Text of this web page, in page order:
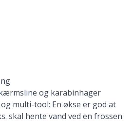
og karabinhager
multi-tool: En økse er god at
skal hente vand ved en frossen